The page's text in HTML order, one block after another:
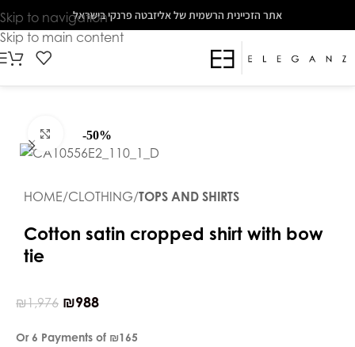
The
beginning
of
web
main
Content
Skip to navigation
Skip to main content
אתר הזכיינית הרשמית של אליזבטה פרנקי בישראל
-50%
Click to enlarge
HOME CLOTHING TOPS AND SHIRTS
Cotton satin cropped shirt with bow
tie
₪1,976 ₪988
Or 6 Payments of ₪165